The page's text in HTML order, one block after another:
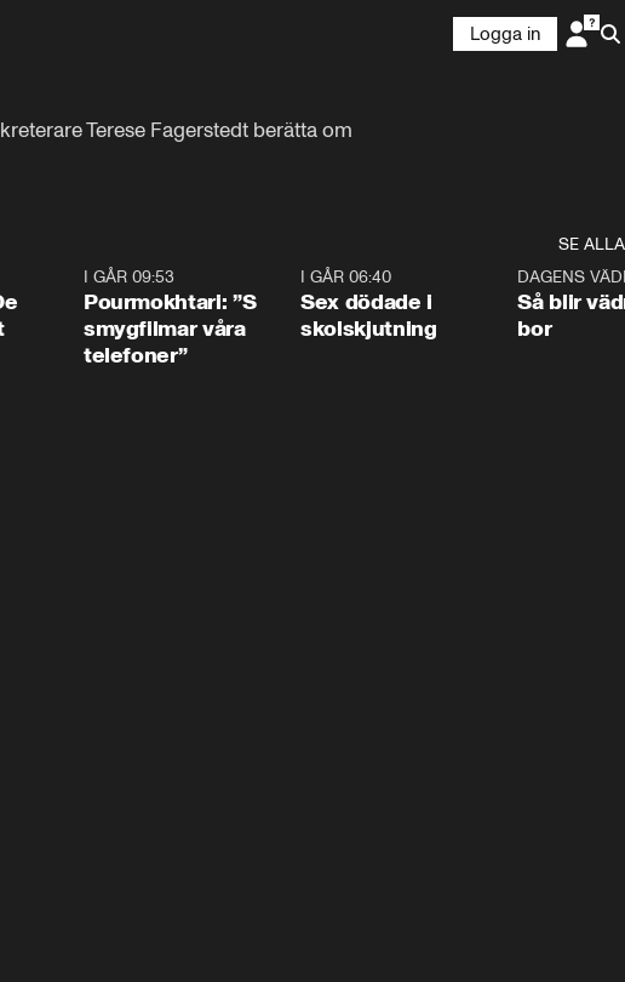
Logga in
Terese Fagerstedt berätta om
SE ALLA
I GÅR 09:53
Pourmokhtari: ”S
smygfilmar våra
telefoner”
I GÅR 06:40
Sex dödade i
skolskjutning
DAGENS
Så blir
bor